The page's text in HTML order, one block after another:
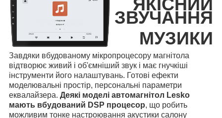
ЯКІСНИЙ
ЗВУЧАННЯ
МУЗИКИ
Завдяки вбудованому мікропроцесору магнітола
відтворює живий і об'ємніший звук і має гнучкіші
інструменти його налаштувань. Готові ефекти
моделювальні простір, персональні параметри
еквалайзера. Деякі моделі автомагнітол Lesko
мають вбудований DSP процесор, що робить
можливим тонке настроювання акустики салону